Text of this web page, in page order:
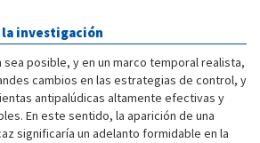
investigación
sea posible, y en un marco temporal realista,
cambios en las estrategias de control, y
antipalúdicas altamente efectivas y
En este sentido, la aparición de una
significaría un adelanto formidable en la